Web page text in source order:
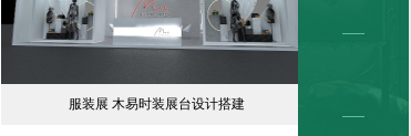
服装展 木易时装展台设计搭建